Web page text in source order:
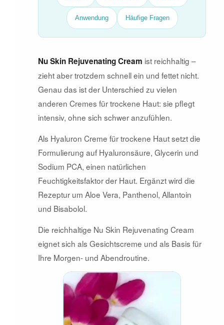
Anwendung Häufige Fragen
Nu Skin Rejuvenating Cream ist reichhaltig –
zieht aber trotzdem schnell ein und fettet nicht.
Genau das ist der Unterschied zu vielen
anderen Cremes für trockene Haut: sie pflegt
intensiv, ohne sich schwer anzufühlen.
Als Hyaluron Creme für trockene Haut setzt die
Formulierung auf Hyaluronsäure, Glycerin und
Sodium PCA, einen natürlichen
Feuchtigkeitsfaktor der Haut. Ergänzt wird die
Rezeptur um Aloe Vera, Panthenol, Allantoin
und Bisabolol.
Die reichhaltige Nu Skin Rejuvenating Cream
eignet sich als Gesichtscreme und als Basis für
Ihre Morgen- und Abendroutine.